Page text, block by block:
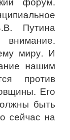
Путина
миру. И
нашим
против
Его
быть
сейчас на